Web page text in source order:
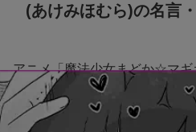
(あけみほむら)の名言
アニメ「魔法少女まどか☆マギ
むら)の名言・台詞をまとめて